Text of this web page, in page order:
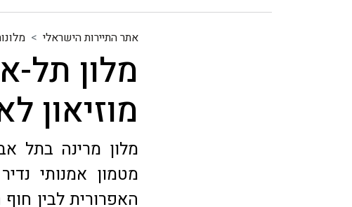
אתר התיירות הישראלי
מלון תל-
מוזיאון
מלון מרינה בתל
מטמון אמנותי
האפרורית לבין